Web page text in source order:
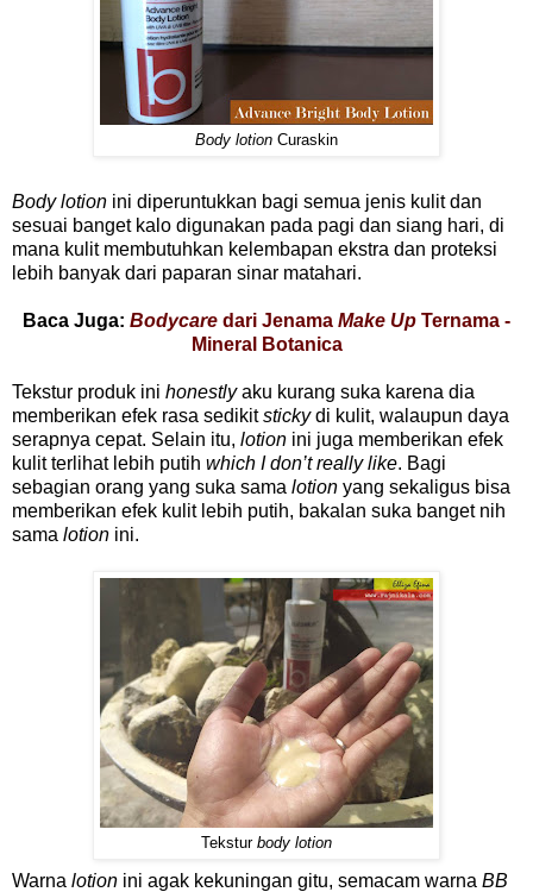
Body lotion Curaskin
Body lotion ini diperuntukkan bagi semua jenis kulit dan
sesuai banget kalo digunakan pada pagi dan siang hari, di
mana kulit membutuhkan kelembapan ekstra dan proteksi
lebih banyak dari paparan sinar matahari.
Baca Juga: Bodycare dari Jenama Make Up Ternama -
Mineral Botanica
Tekstur produk ini honestlyaku kurang suka karena dia
memberikan efek rasa sedikitstickydi kulit, walaupun daya
serapnya cepat. Selain itu, lotion ini juga memberikan efek
kulit terlihat lebih putih which I don’t really like. Bagi
sebagian orang yang suka sama lotion yang sekaligus bisa
memberikan efek kulit lebih putih, bakalan suka banget nih
sama lotion ini.
Tekstur body lotion
Warna lotion ini agak kekuningan gitu, semacam warna BB